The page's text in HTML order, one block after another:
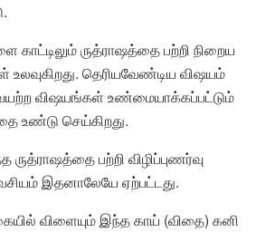
ருத்ராஷத்தை பற்றி நிறைய
தெரியவேண்டிய விஷயம்
விஷயங்கள் உண்மையாக்கப்பட்டும்
உண்டு செய்கிறது.
பற்றி விழிப்புணர்வு
இதனாலேயே ஏற்பட்டது.
விளையும் இந்த காய் (விதை) கனி